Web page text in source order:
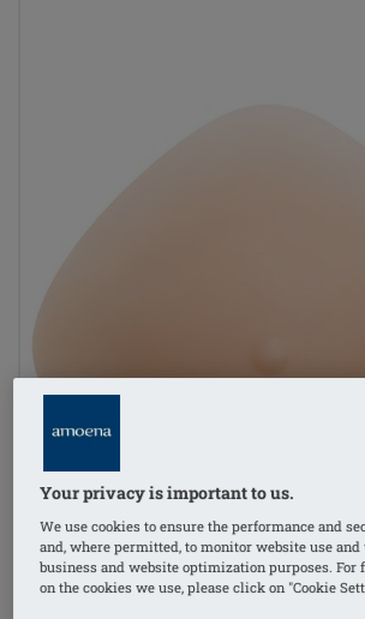
Your privacy is important to us.
We use cookies to ensure the performance and
and, where permitted, to monitor website use
business and website optimization purposes.
on the cookies we use, please click on "Cookie